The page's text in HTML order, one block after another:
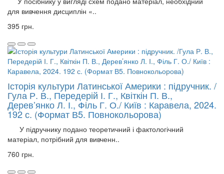
для вивчення дисциплін «..
395 грн.
Історія культури Латинської Америки : підручник. /
Гула Р. В., Передерій І. Г., Квіткін П. В.,
Дерев’янко Л. І., Філь Г. О./ Київ : Каравела, 2024.
192 с. (Формат В5. Повнокольорова)
У підручнику подано теоретичний і фактологічний
матеріал, потрібний для вивченн..
760 грн.